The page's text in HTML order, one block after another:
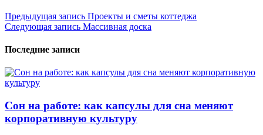
Навигация
по
записям
Предыдущая запись Проекты и сметы коттеджа
Следующая запись Массивная доска
Последние записи
Сон на работе: как капсулы для сна меняют
корпоративную культуру